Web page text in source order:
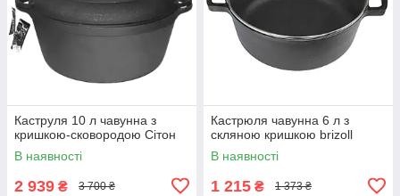
Каструля 10 л чавунна з
кришкою-сковородою Сітон
В наявності
2 939 ₴ 3 700 ₴
Кастрюля чавунна 6 л з
скляною кришкою brizoll
В наявності
1 215 ₴ 1 373 ₴